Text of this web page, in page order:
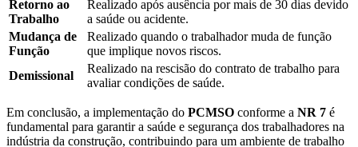
Retorno ao
Trabalho
Realizado após ausência por mais de 30 dias devido
a saúde ou acidente.
Mudança de
Função
Realizado quando o trabalhador muda de função
que implique novos riscos.
Demissional
Realizado na rescisão do contrato de trabalho para
avaliar condições de saúde.
Em conclusão, a implementação do PCMSO conforme a NR 7 é
fundamental para garantir a saúde e segurança dos trabalhadores na
indústria da construção, contribuindo para um ambiente de trabalho